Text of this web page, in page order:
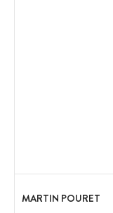
MARTIN POURET